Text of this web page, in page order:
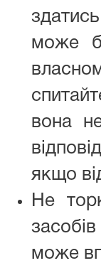
може
вона
якщо
Не
може